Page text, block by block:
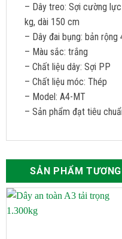
– Dây treo: Sợi cường
kg, dài 150 cm
– Dây đai bụng: bản rộng
– Màu sắc: trắng
– Chất liệu dây: Sợi PP
– Chất liệu móc: Thép
– Model: A4-MT
– Sản phẩm đạt tiêu
SẢN PHẨM